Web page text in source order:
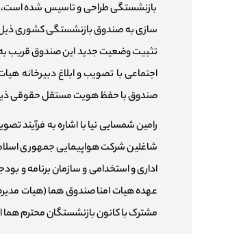
سازی به صندوق بازنشستگی کشوری ذیل
اجتماعی با تصویب و ابلاغ دبیرخانه
صندوق با حفظ هویت مستقل حقوقی
شاغلین شرکت هواپیمایی جمهوری
عهده هیات امنا صندوق هما (هیات
مشترک با کانون بازنشستگان محترم هما انجام شد و ۲ ترمیم اخیر کارکنان شرکت هما را در بر می